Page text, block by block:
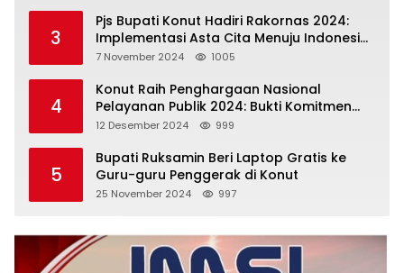
3
Pjs Bupati Konut Hadiri Rakornas 2024:
Implementasi Asta Cita Menuju Indonesia
Emas
7 November 2024 1005
4
Konut Raih Penghargaan Nasional
Pelayanan Publik 2024: Bukti Komitmen
Menuju Pelayanan Prima
12 Desember 2024 999
5
Bupati Ruksamin Beri Laptop Gratis ke
Guru-guru Penggerak di Konut
25 November 2024 997